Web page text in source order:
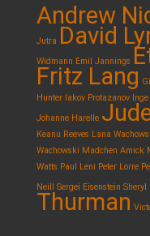
Andrew
Jutra David
Widmann Emil Jannings
Fritz Lang
Hunter Iakov Protazanov
Johanne Harelle
Keanu Reeves Lana
Wachowski Madchen Amick
Watts Paul Leni Peter Lorre
Neill Sergei Eisenstein Sheryl
Thurman